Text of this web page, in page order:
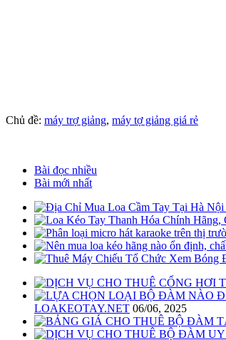
Chủ đề: máy trợ giảng, máy tợ giảng giá rẻ
Bài đọc nhiều
Bài mới nhất
LOAKEOTAY.NET 06/06, 2025